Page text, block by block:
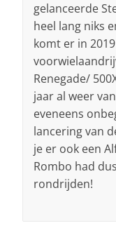
gelanceerde
heel lang niks
komt er in
Renegade/
jaar al weer
eveneens
lancering van
je er ook een
Rombo had
rondrijden!